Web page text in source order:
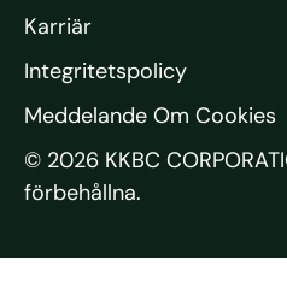
© 2026 KKBC
förbehållna.
Karriär
Integritetspolicy
Meddelande Om Cookies